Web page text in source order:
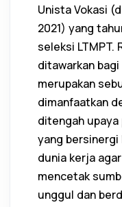
Unista Vokasi
2021) yang
seleksi LTMPT.
ditawarkan bagi
merupakan
dimanfaatkan
ditengah
yang
dunia kerja
mencetak
unggul dan